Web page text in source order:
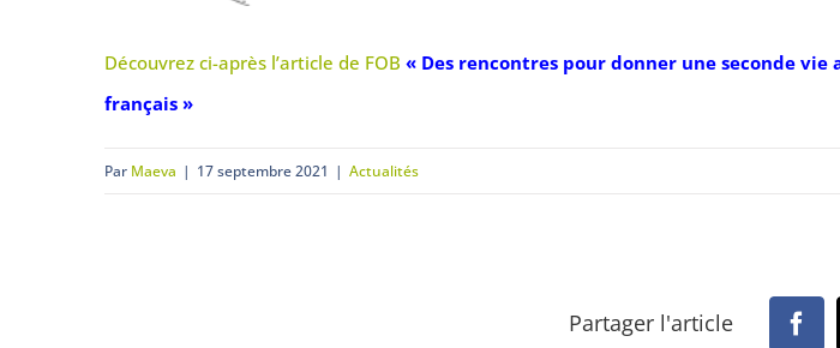
Découvrez ci-après l’article de FOB « Des rencontres pour donner une seconde
français »
Par Maeva | 17 septembre 2021 | Actualités
Partager l'article